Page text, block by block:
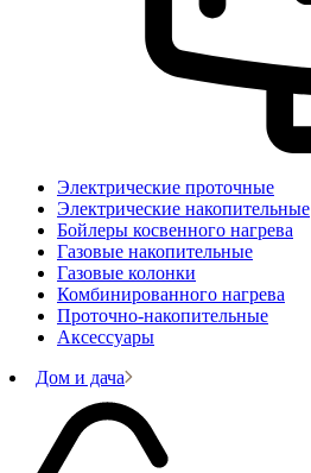
Электрические проточные
Электрические накопительные
Бойлеры косвенного нагрева
Газовые накопительные
Газовые колонки
Комбинированного нагрева
Проточно-накопительные
Аксессуары
Дом и дача